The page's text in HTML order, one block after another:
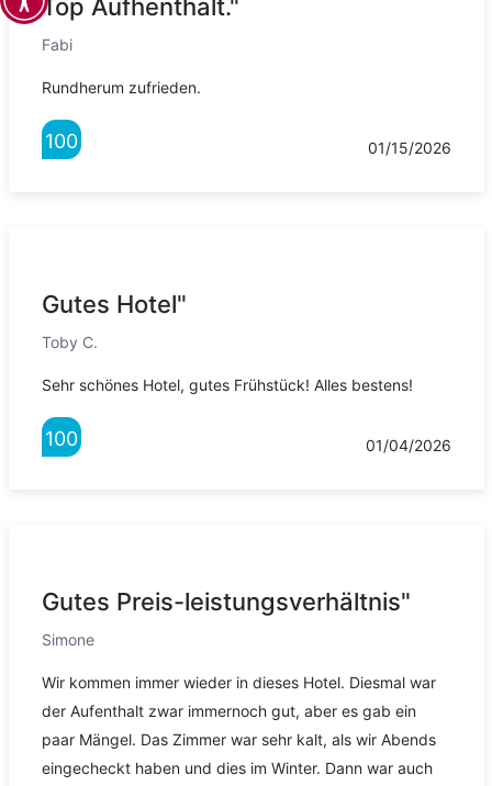
Top Aufhenthalt."
Fabi
Rundherum zufrieden.
100 01/15/2026
Gutes Hotel"
Toby C.
Sehr schönes Hotel, gutes Frühstück! Alles bestens!
100 01/04/2026
Gutes Preis-leistungsverhältnis"
Simone
Wir kommen immer wieder in dieses Hotel. Diesmal war
der Aufenthalt zwar immernoch gut, aber es gab ein
paar Mängel. Das Zimmer war sehr kalt, als wir Abends
eingecheckt haben und dies im Winter. Dann war auch